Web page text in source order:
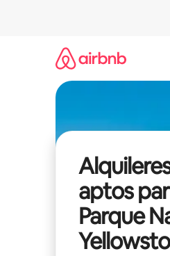
aptos
Parque